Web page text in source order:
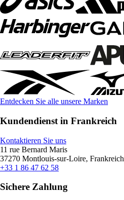
Entdecken Sie alle unsere Marken
Kundendienst in Frankreich
Kontaktieren Sie uns
11 rue Bernard Maris
37270 Montlouis-sur-Loire, Frankreich
+33 1 86 47 62 58
Sichere Zahlung